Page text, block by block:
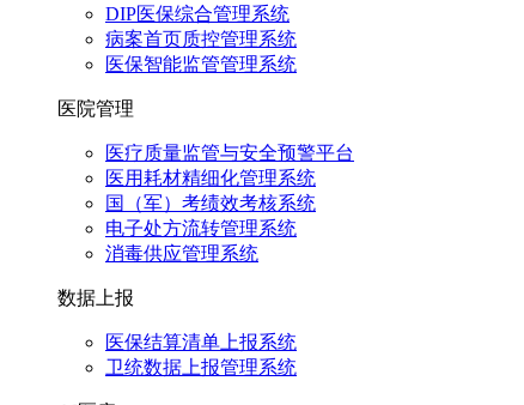
DIP医保综合管理系统
病案首页质控管理系统
医保智能监管管理系统
医院管理
医疗质量监管与安全预警平台
医用耗材精细化管理系统
国（军）考绩效考核系统
电子处方流转管理系统
消毒供应管理系统
数据上报
医保结算清单上报系统
卫统数据上报管理系统